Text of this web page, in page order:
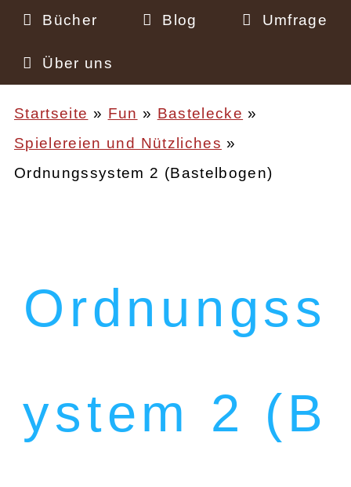
Bücher Blog Umfrage
Über uns
Pfadnavigation
Startseite Fun
Bastelecke
Spielereien und Nützliches
Ordnungssystem 2 (Bastelbogen)
Ordnungss
ystem 2 (B